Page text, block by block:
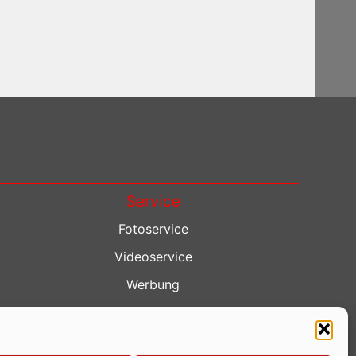
Service
Fotoservice
Videoservice
Werbung